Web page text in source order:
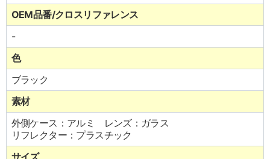
OEM品番/クロスリファレンス
-
色
ブラック
素材
外側ケース：アルミ レンズ：ガラス
リフレクター：プラスチック